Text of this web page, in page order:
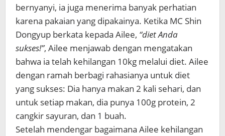
bernyanyi, ia juga menerima banyak perhatian
karena pakaian yang dipakainya. Ketika MC Shin
Dongyup berkata kepada Ailee, “diet Anda
sukses!”, Ailee menjawab dengan mengatakan
bahwa ia telah kehilangan 10kg melalui diet. Ailee
dengan ramah berbagi rahasianya untuk diet
yang sukses: Dia hanya makan 2 kali sehari, dan
untuk setiap makan, dia punya 100g protein, 2
cangkir sayuran, dan 1 buah.
Setelah mendengar bagaimana Ailee kehilangan